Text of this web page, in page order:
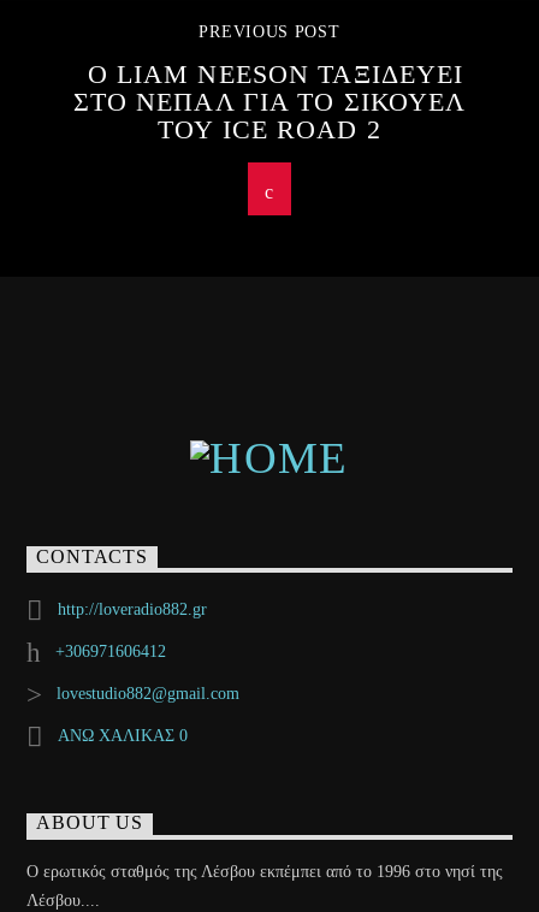
PREVIOUS POST
Ο LIAM NEESON ΤΑΞΙΔΕΥΕΙ
ΣΤΟ ΝΕΠΑΛ ΓΙΑ ΤΟ ΣΙΚΟΥΕΛ
ΤΟΥ ICE ROAD 2
CONTACTS
http://loveradio882.gr
+306971606412
lovestudio882@gmail.com
ΑΝΩ ΧΑΛΙΚΑΣ 0
ABOUT US
Ο ερωτικός σταθμός της Λέσβου εκπέμπει από το 1996 στο νησί της
Λέσβου....